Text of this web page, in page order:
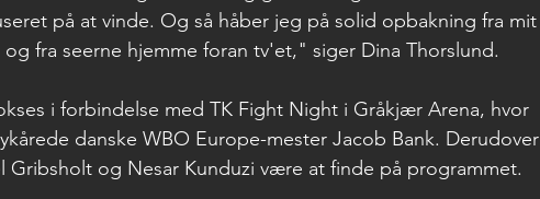
på at vinde. Og så håber jeg på solid opbakning fra mit
fra seerne hjemme foran tv'et," siger Dina Thorslund.
i forbindelse med TK Fight Night i Gråkjær Arena, hvor
danske WBO Europe-mester Jacob Bank. Derudover
Gribsholt og Nesar Kunduzi være at finde på programmet.